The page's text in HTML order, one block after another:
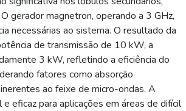
gerador magnetron, operando a 3 GHz,
necessárias ao sistema. O resultado da
de transmissão de 10 kW, a
3 kW, refletindo a eficiência do
fatores como absorção
ao feixe de micro-ondas. A
eficaz para aplicações em áreas de difícil